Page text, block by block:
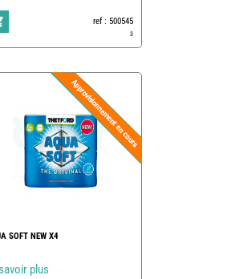
ref : 500545
3
SOFT NEW X4
plus